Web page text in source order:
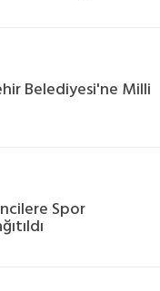
Belediyesi'ne Milli
Spor